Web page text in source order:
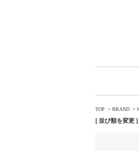
TOP > BRAND >
[ 並び順を変更 ]